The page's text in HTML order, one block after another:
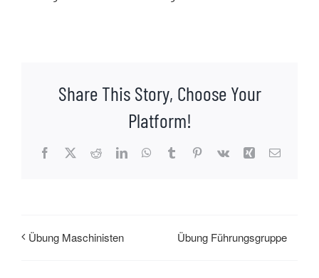
Share This Story, Choose Your
Platform!
Facebook
X RedditLinkedInWhatsApp
TumblrPinterest
Vk Xing E-
Übung Maschinisten Übung Führungsgruppe